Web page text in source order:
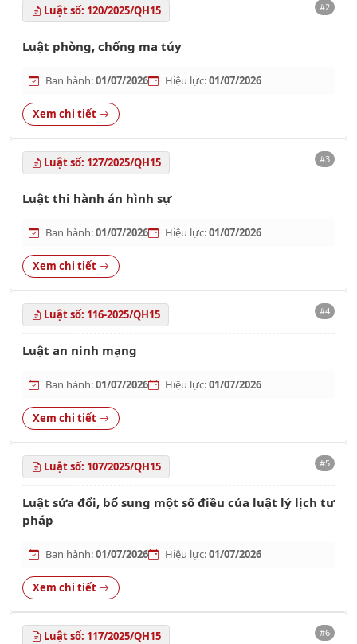
Luật số: 120/2025/QH15 #2
Luật phòng, chống ma túy
Ban hành:01/07/2026 Hiệu lực:01/07/2026
Xem chi tiết
Luật số: 127/2025/QH15 #3
Luật thi hành án hình sự
Ban hành:01/07/2026 Hiệu lực:01/07/2026
Xem chi tiết
Luật số: 116-2025/QH15 #4
Luật an ninh mạng
Ban hành:01/07/2026 Hiệu lực:01/07/2026
Xem chi tiết
Luật số: 107/2025/QH15 #5
Luật sửa đổi, bổ sung một số điều của luật lý lịch tư
pháp
Ban hành:01/07/2026 Hiệu lực:01/07/2026
Xem chi tiết
Luật số: 117/2025/QH15 #6